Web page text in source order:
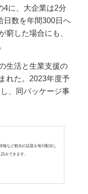
4に、大企業は2分
日数を年間300日へ
窮した場合にも、
生活と生業支援の
れた。2023年度予
、同パッケージ事
報など観光の話題を毎日配信し
みできます。